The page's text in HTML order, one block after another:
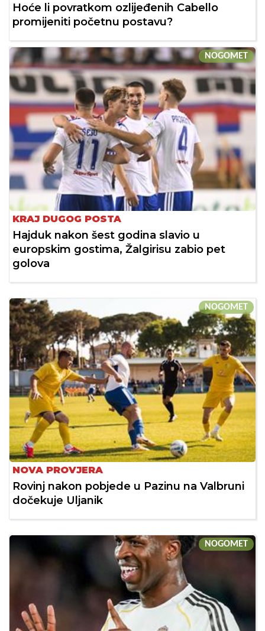
Hoće li povratkom ozlijeđenih Cabello
promijeniti početnu postavu?
NOGOMET
KRAJ DUGOG POSTA
Hajduk nakon šest godina slavio u
europskim gostima, Žalgirisu zabio pet
golova
NOGOMET
NOVA PROVJERA
Rovinj nakon pobjede u Pazinu na Valbruni
dočekuje Uljanik
NOGOMET